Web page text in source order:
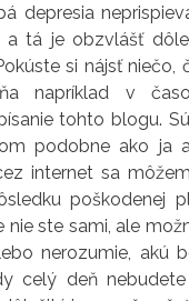
depresia
a tá je obzvlášť
si nájsť niečo,
napríklad v
tohto blogu.
podobne ako ja
internet sa
poškodenej
nie ste sami, ale
nerozumie, akú
celý deň